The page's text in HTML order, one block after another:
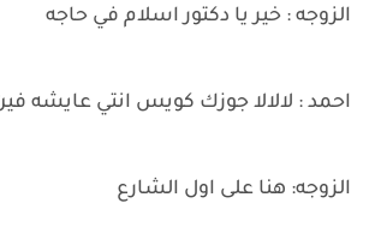
الزوجه : خير يا دكتور اسلام في حاجه
احمد : لالالا جوزك كويس انتي عايشه
الزوجه: هنا على اول الشارع